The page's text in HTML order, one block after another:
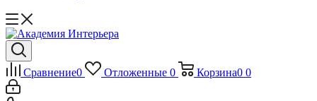
Сравнение0 Отложенные 0 Корзина0 0